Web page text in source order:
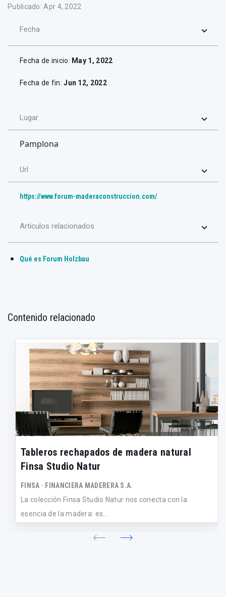
Publicado: Apr 4, 2022
Fecha
Fecha de inicio: May 1, 2022
Fecha de fin:Jun 12, 2022
Lugar
Pamplona
Url
https://www.forum-maderaconstruccion.com/
Articulos relacionados
Qué es Forum Holzbau
Contenido relacionado
Tableros rechapados de madera natural
Finsa Studio Natur
FINSA · FINANCIERA MADERERA S.A.
La colección Finsa Studio Natur nos conecta con la
esencia de la madera: es...